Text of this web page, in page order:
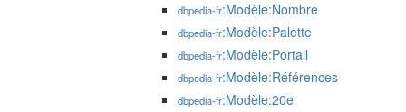
dbpedia-fr:Modèle:Nombre
dbpedia-fr:Modèle:Palette
dbpedia-fr:Modèle:Portail
dbpedia-fr:Modèle:Références
dbpedia-fr:Modèle:20e